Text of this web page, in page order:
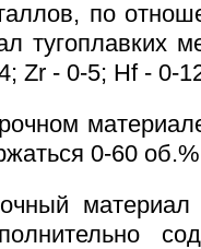
по
тугоплавких
Zr - 0-5; Hf - 0-
0-60